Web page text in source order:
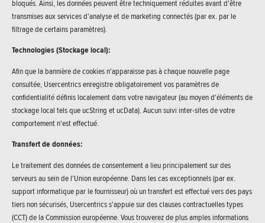
bloqués. Ainsi, les données peuvent être techniquement réduites avant d'être
transmises aux services d'analyse et de marketing connectés (par ex. par le
filtrage de certains paramètres).
Technologies (Stockage local):
Afin que la bannière de cookies n'apparaisse pas à chaque nouvelle page
consultée, Usercentrics enregistre obligatoirement vos paramètres de
confidentialité définis localement dans votre navigateur (au moyen d'éléments de
stockage local tels que ucString et ucData). Aucun suivi inter-sites de votre
comportement n'est effectué.
Transfert de données:
Le traitement des données de consentement a lieu principalement sur des
serveurs au sein de l'Union européenne. Dans les cas exceptionnels (par ex.
support informatique par le fournisseur) où un transfert est effectué vers des pays
tiers non sécurisés, Usercentrics s'appuie sur des clauses contractuelles types
(CCT) de la Commission européenne. Vous trouverez de plus amples informations